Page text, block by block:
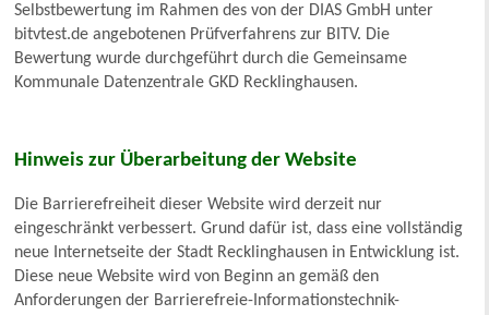
Selbstbewertung im Rahmen des von der DIAS GmbH unter
bitvtest.de angebotenen Prüfverfahrens zur BITV. Die
Bewertung wurde durchgeführt durch die Gemeinsame
Kommunale Datenzentrale GKD Recklinghausen.
Hinweis zur Überarbeitung der Website
Die Barrierefreiheit dieser Website wird derzeit nur
eingeschränkt verbessert. Grund dafür ist, dass eine vollständig
neue Internetseite der Stadt Recklinghausen in Entwicklung ist.
Diese neue Website wird von Beginn an gemäß den
Anforderungen der Barrierefreie-Informationstechnik-